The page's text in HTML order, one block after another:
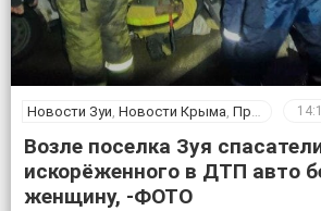
Новости Зуи Новости Крыма Происшествия
Возле поселка Зуя
искорёженного в ДТП авто
женщину, -ФОТО